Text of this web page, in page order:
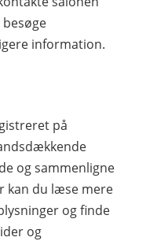
information.
på
og sammenligne
kan du læse mere
og finde
og